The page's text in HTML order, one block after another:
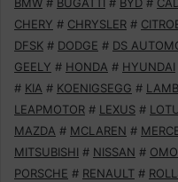
BMW # BUGATTI # BYD #
CHERY # CHRYSLER #
DFSK # DODGE # DS
GEELY # HONDA # HYUNDAI
# KIA # KOENIGSEGG #
LEAPMOTOR # LEXUS #
MAZDA # MCLAREN #
MITSUBISHI # NISSAN #
PORSCHE # RENAULT #